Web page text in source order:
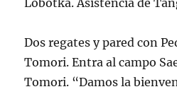
Lobotka. Asistencia de
Dos regates y pared con
Tomori. Entra al campo
Tomori. “Damos la